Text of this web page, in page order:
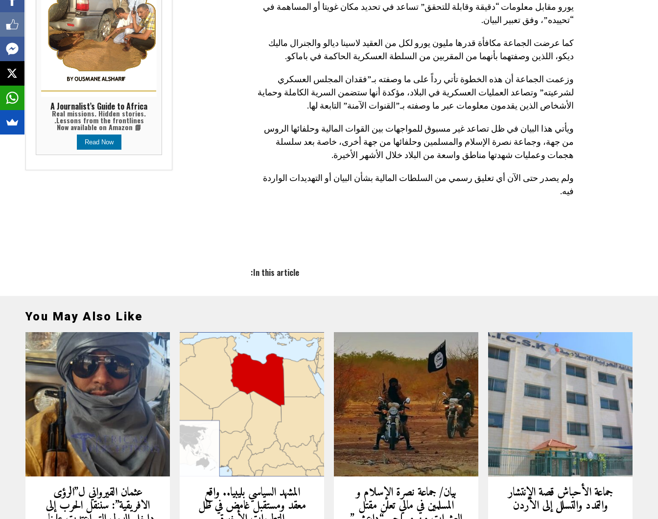
يورو مقابل معلومات “دقيقة وقابلة للتحقق” تساعد في تحديد مكان غويتا أو المساهمة في
“تحييده”، وفق تعبير البيان.
كما عرضت الجماعة مكافأة قدرها مليون يورو لكل من العقيد لاسينا ديالو والجنرال ماليك
ديكو، اللذين وصفتهما بأنهما من المقربين من السلطة العسكرية الحاكمة في باماكو.
وزعمت الجماعة أن هذه الخطوة تأتي رداً على ما وصفته بـ”فقدان المجلس العسكري
لشرعيته” وتصاعد العمليات العسكرية في البلاد، مؤكدة أنها ستضمن السرية الكاملة وحماية
الأشخاص الذين يقدمون معلومات عبر ما وصفته بـ”القنوات الآمنة” التابعة لها.
ويأتي هذا البيان في ظل تصاعد غير مسبوق للمواجهات بين القوات المالية وحلفائها الروس
من جهة، وجماعة نصرة الإسلام والمسلمين وحلفائها من جهة أخرى، خاصة بعد سلسلة
هجمات وعمليات شهدتها مناطق واسعة من البلاد خلال الأشهر الأخيرة.
ولم يصدر حتى الآن أي تعليق رسمي من السلطات المالية بشأن البيان أو التهديدات الواردة
فيه.
In this article:
A Journalist’s Guide to Africa
Real missions. Hidden stories.
Lessons from the frontlines.
📘 Now available on Amazon
Read Now
You May Also Like
جماعة الأحباش قصة الإنتشار
والتمدد والتسلل إلى الأردن
بيان/ جماعة نصرة الإسلام و
المسلمين في مالي تعلن مقتل
المشهد السياسي بليبيا.. واقع
معقد ومستقبل غامض في ظل
عثمان القيرواني ل”الرؤى
الافريقية”: سننقل الحرب إلى